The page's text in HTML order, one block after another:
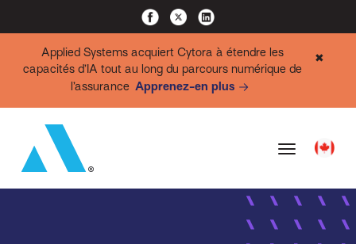
Applied Systems acquiert Cytora à étendre les
capacités d’IA tout au long du parcours numérique de
l’assurance Apprenez-en plus
✖